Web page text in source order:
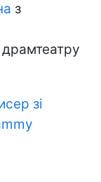
з
драмтеатру
зі